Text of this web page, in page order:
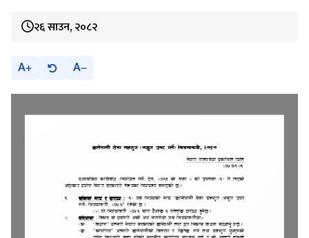
२६ साउन, २०८२
A A